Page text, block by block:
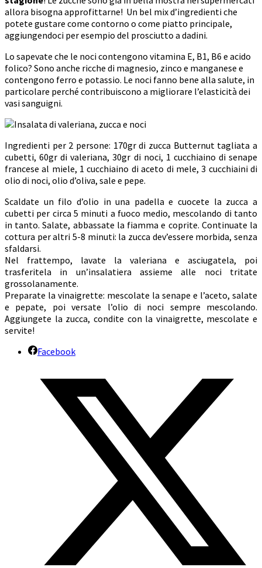
allora bisogna approfittarne! Un bel mix d’ingredienti che
potete gustare come contorno o come piatto principale,
aggiungendoci per esempio del prosciutto a dadini.
Lo sapevate che le noci contengono vitamina E, B1, B6 e acido
folico? Sono anche ricche di magnesio, zinco e manganese e
contengono ferro e potassio. Le noci fanno bene alla salute, in
particolare perché contribuiscono a migliorare l’elasticità dei
vasi sanguigni.
Ingredienti per 2 persone: 170gr di zucca Butternut tagliata a
cubetti, 60gr di valeriana, 30gr di noci, 1 cucchiaino di senape
francese al miele, 1 cucchiaino di aceto di mele, 3 cucchiaini di
olio di noci, olio d’oliva, sale e pepe.
Scaldate un filo d’olio in una padella e cuocete la zucca a
cubetti per circa 5 minuti a fuoco medio, mescolando di tanto
in tanto. Salate, abbassate la fiamma e coprite. Continuate la
cottura per altri 5-8 minuti: la zucca dev’essere morbida, senza
sfaldarsi.
Nel frattempo, lavate la valeriana e asciugatela, poi
trasferitela in un’insalatiera assieme alle noci tritate
grossolanamente.
Preparate la vinaigrette: mescolate la senape e l’aceto, salate
e pepate, poi versate l’olio di noci sempre mescolando.
Aggiungete la zucca, condite con la vinaigrette, mescolate e
servite!
Facebook